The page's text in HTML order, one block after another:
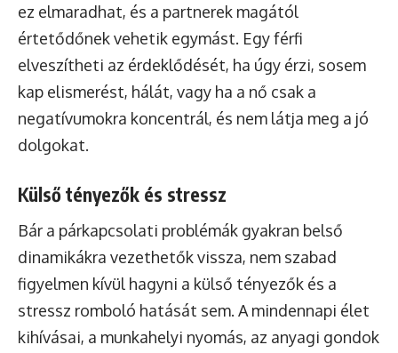
ez elmaradhat, és a partnerek magától
értetődőnek vehetik egymást. Egy férfi
elveszítheti az érdeklődését, ha úgy érzi, sosem
kap elismerést, hálát, vagy ha a nő csak a
negatívumokra koncentrál, és nem látja meg a jó
dolgokat.
Külső tényezők és stressz
Bár a párkapcsolati problémák gyakran belső
dinamikákra vezethetők vissza, nem szabad
figyelmen kívül hagyni a külső tényezők és a
stressz romboló hatását sem. A mindennapi élet
kihívásai, a munkahelyi nyomás, az anyagi gondok